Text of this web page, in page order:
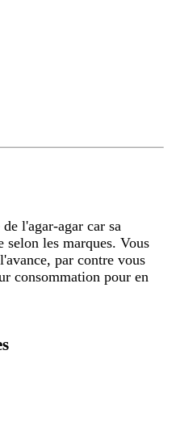
l'agar-agar car sa
les marques. Vous
par contre vous
consommation pour en